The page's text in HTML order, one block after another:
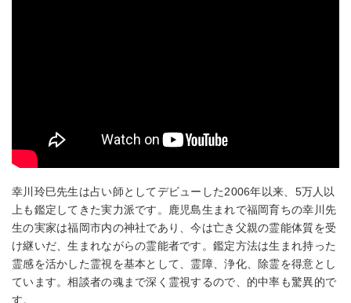
幸川玲巳先生は占い師としてデビューした2006年以来、5万人以
上も鑑定してきた実力派です。鹿児島生まれで福岡育ちの幸川先
生の実家は福岡市内の神社であり、今は亡き父親の霊能体質を受
け継いだ、生まれながらの霊能者です。鑑定方法は生まれ持った
霊感を活かした霊視を基本として、霊障、浄化、除霊を得意とし
ています。相談者の魂まで深く霊視するので、的中率も驚異的で
す。